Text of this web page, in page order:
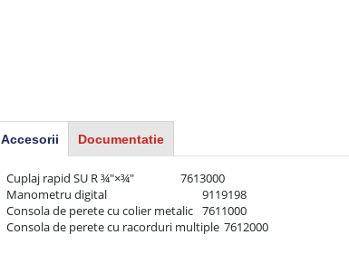
Accesorii Documentatie
Cuplaj rapid SU R ¾"×¾"	                7613000
Manometru digital	                                9119198
Consola de perete cu colier metalic	7611000
Consola de perete cu racorduri multiple	7612000